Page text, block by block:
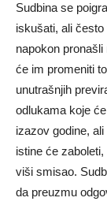
Sudbina se
iskušati, ali
napokon
će im promeniti
unutrašnjih
odlukama koje
izazov godine,
istine će
viši smisao.
da preuzmu